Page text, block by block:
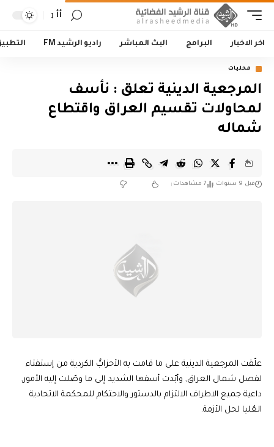
أأ
اخر الاخبار البرامج البث المباشر راديو الرشيد FM
محليات
المرجعية الدينية تعلق : نأسف
لمحاولات تقسيم العراق واقتطاع
شماله
قبل 9 سنوات 7 مشاهدات
علّقت المرجعية الدينية على ما قامت به الأحزابُّ الكردية من إستفتاء
لفصل شمال العراق, وأبّدت أسفها الشديد إلى ما وصّلت إليه الأمور,
داعية جميع الاطراف الالتزام بالدستور والاحتكام للمحكمة الاتحادية
العُليا لحل الأزمة.